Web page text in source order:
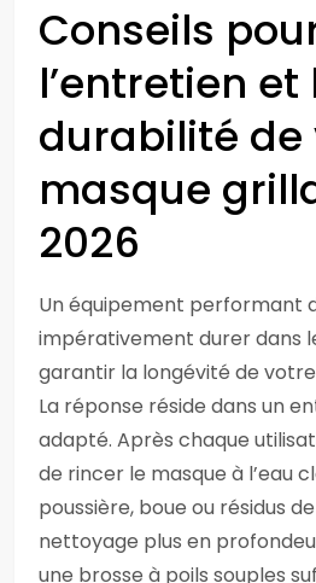
Conseils
l’entretien et
durabilité de
masque
2026
Un équipement performant
impérativement durer dans
garantir la longévité de
La réponse réside dans un
adapté. Après chaque
de rincer le masque à l’eau
poussière, boue ou résidus
nettoyage plus en
une brosse à poils souples